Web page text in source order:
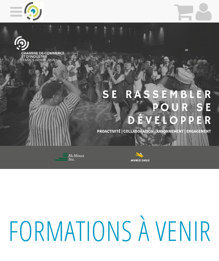
FORMATIONS À VENIR